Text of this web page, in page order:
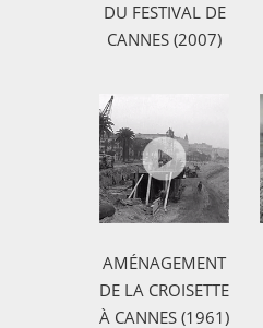
DU FESTIVAL DE
CANNES (2007)
AMÉNAGEMENT
DE LA CROISETTE
À CANNES (1961)